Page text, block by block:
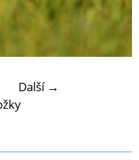
Další →